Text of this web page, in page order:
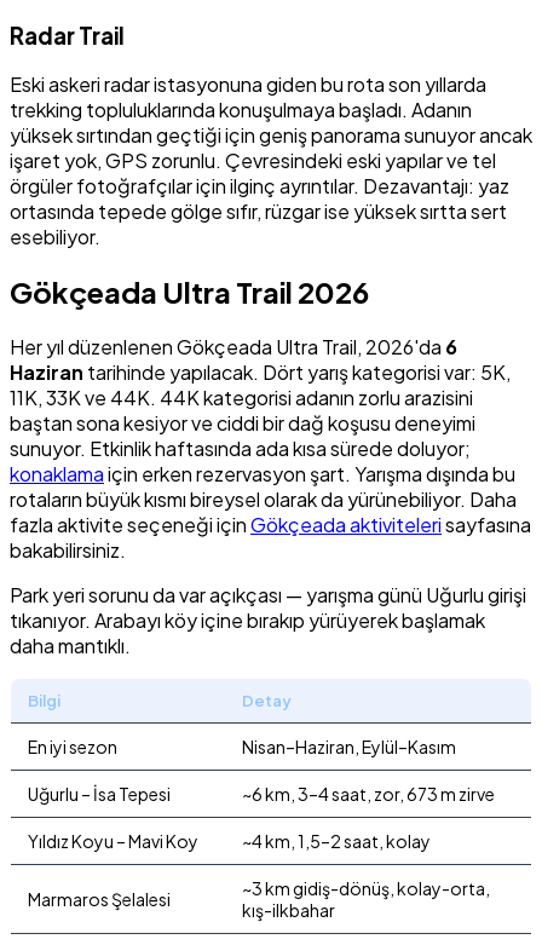
Radar Trail
Eski askeri radar istasyonuna giden bu rota son yıllarda
trekking topluluklarında konuşulmaya başladı. Adanın
yüksek sırtından geçtiği için geniş panorama sunuyor ancak
işaret yok, GPS zorunlu. Çevresindeki eski yapılar ve tel
örgüler fotoğrafçılar için ilginç ayrıntılar. Dezavantajı: yaz
ortasında tepede gölge sıfır, rüzgar ise yüksek sırtta sert
esebiliyor.
Gökçeada Ultra Trail 2026
Her yıl düzenlenen Gökçeada Ultra Trail, 2026'da 6
Haziran tarihinde yapılacak. Dört yarış kategorisi var: 5K,
11K, 33K ve 44K. 44K kategorisi adanın zorlu arazisini
baştan sona kesiyor ve ciddi bir dağ koşusu deneyimi
sunuyor. Etkinlik haftasında ada kısa sürede doluyor;
konaklamaiçin erken rezervasyon şart. Yarışma dışında bu
rotaların büyük kısmı bireysel olarak da yürünebiliyor. Daha
fazla aktivite seçeneği içinGökçeada aktivitelerisayfasına
bakabilirsiniz.
Park yeri sorunu da var açıkçası — yarışma günü Uğurlu girişi
tıkanıyor. Arabayı köy içine bırakıp yürüyerek başlamak
daha mantıklı.
Bilgi Detay
En iyi sezon Nisan–Haziran, Eylül–Kasım
Uğurlu – İsa Tepesi ~6 km, 3–4 saat, zor, 673 m zirve
Yıldız Koyu – Mavi Koy ~4 km, 1,5–2 saat, kolay
Marmaros Şelalesi
~3 km gidiş-dönüş, kolay-orta,
kış-ilkbahar